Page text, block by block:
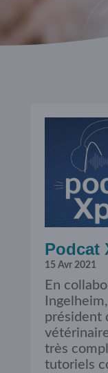
Podcat
15 Avr 2021
En
président
très
tutoriels